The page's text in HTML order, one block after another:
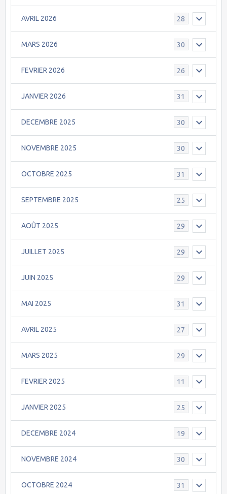
AVRIL 2026 28
MARS 2026 30
FEVRIER 2026 26
JANVIER 2026 31
DECEMBRE 2025 30
NOVEMBRE 2025 30
OCTOBRE 2025 31
SEPTEMBRE 2025 25
AOÛT 2025 29
JUILLET 2025 29
JUIN 2025 29
MAI 2025 31
AVRIL 2025 27
MARS 2025 29
FEVRIER 2025 11
JANVIER 2025 25
DECEMBRE 2024 19
NOVEMBRE 2024 30
OCTOBRE 2024 31